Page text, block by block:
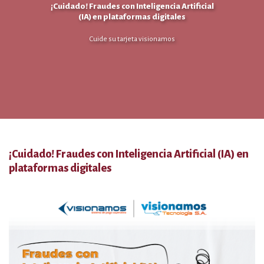
¡Cuidado! Fraudes con Inteligencia Artificial
(IA) en plataformas digitales
Cuide su tarjeta visionamos
¡Cuidado! Fraudes con Inteligencia Artificial (IA) en
plataformas digitales